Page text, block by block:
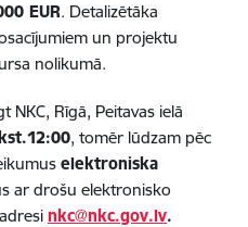
EUR. Detalizētāka
un projektu
nolikumā.
Rīgā, Peitavas ielā
, tomēr lūdzam pēc
elektroniska
ar drošu elektronisko
nkc@nkc.gov.lv.